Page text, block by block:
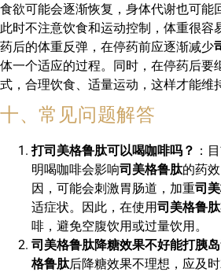
食欲可能会逐渐恢复，身体代谢也可能
此时不注意饮食和运动控制，体重很容
药后的体重反弹，在停药前应逐渐减少
体一个适应的过程。同时，在停药后要
式，合理饮食、适量运动，这样才能维
十、常见问题解答
打司美格鲁肽可以喝咖啡吗？ ：
明喝咖啡会影响司美格鲁肽的药
因，可能会刺激胃肠道，加重司
适症状。因此，在使用司美格鲁肽
啡，避免空腹饮用或过量饮用。
司美格鲁肽降糖效果不好能打胰
格鲁肽后降糖效果不理想，应及